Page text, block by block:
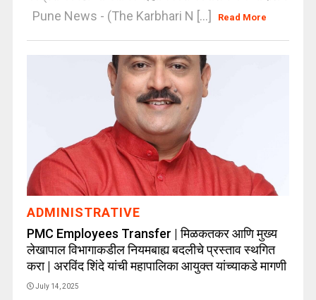
Pune News - (The Karbhari N [...]
Read More
ADMINISTRATIVE
PMC Employees Transfer | मिळकतकर आणि मुख्य
लेखापाल विभागाकडील नियमबाह्य बदलीचे प्रस्ताव स्थगित
करा | अरविंद शिंदे यांची महापालिका आयुक्त यांच्याकडे मागणी
July 14, 2025